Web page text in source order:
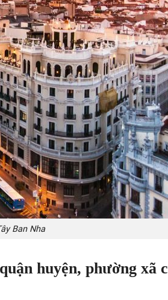
Ban Nha
huyện, phường xã